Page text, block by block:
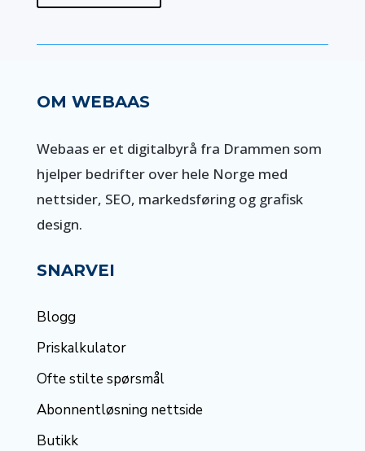
OM WEBAAS
Webaas er et digitalbyrå fra Drammen som
hjelper bedrifter over hele Norge med
nettsider, SEO, markedsføring og grafisk
design.
SNARVEI
Blogg
Priskalkulator
Ofte stilte spørsmål
Abonnentløsning nettside
Butikk